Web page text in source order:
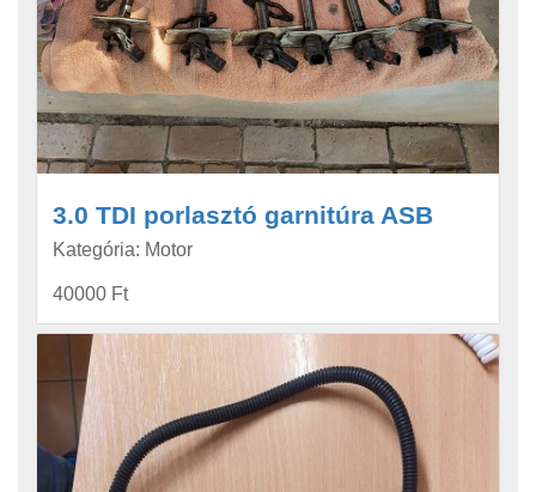
3.0 TDI porlasztó garnitúra ASB
Kategória: Motor
40000 Ft